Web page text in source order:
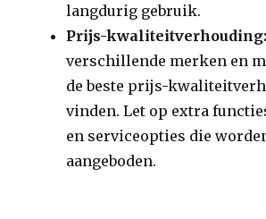
langdurig gebruik.
Prijs-kwaliteitverhouding:
verschillende merken en
de beste prijs-
vinden. Let op extra
en serviceopties die
aangeboden.